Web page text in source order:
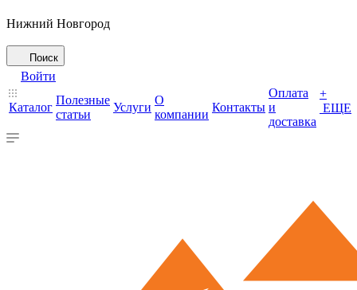
Нижний Новгород
Поиск
Войти
Каталог
Полезные
статьи
Услуги
О
компании
Контакты
Оплата
и
доставка
+
ЕЩЕ